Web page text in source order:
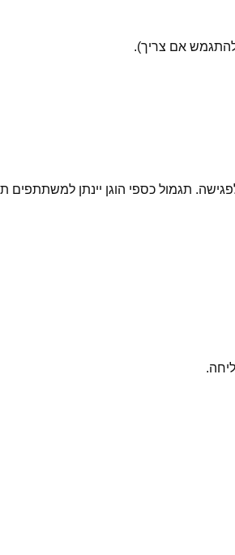
.
תגמול כספי הוגן יינתן למשתתפים